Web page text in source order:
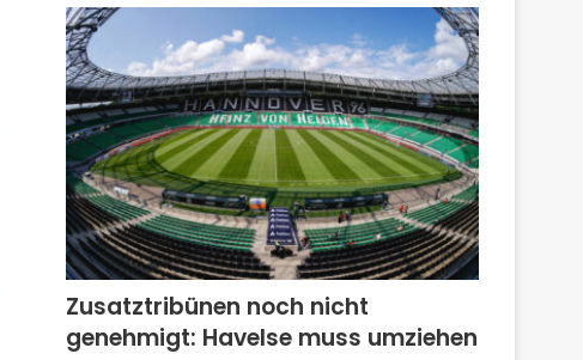
Zusatztribünen noch nicht
genehmigt: Havelse muss umziehen